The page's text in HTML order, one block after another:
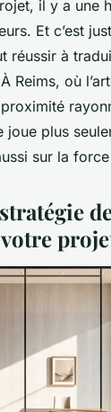
il y a une
Et c’est
réussir à
Reims, où
joue plus
sur la